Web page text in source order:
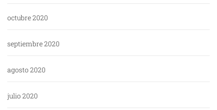
octubre 2020
septiembre 2020
agosto 2020
julio 2020